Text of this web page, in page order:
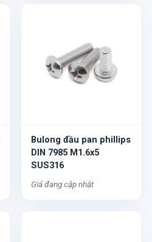
Bulong đầu pan phillips
DIN 7985 M1.6x5
SUS316
Giá đang cập nhật